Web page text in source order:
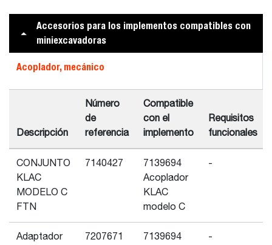
Accesorios para los implementos compatibles con
miniexcavadoras
Acoplador, mecánico
Descripción
Número
de
referencia
Compatible
con el
implemento
Requisitos
funcionales
CONJUNTO
KLAC
MODELO C
FTN
7140427
7139694
Acoplador
KLAC
modelo C
-
Adaptador 7207671 7139694 -